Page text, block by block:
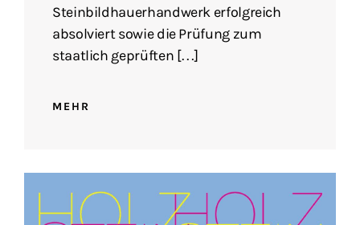
Steinbildhauerhandwerk erfolgreich
absolviert sowie die Prüfung zum
staatlich geprüften […]
MEHR